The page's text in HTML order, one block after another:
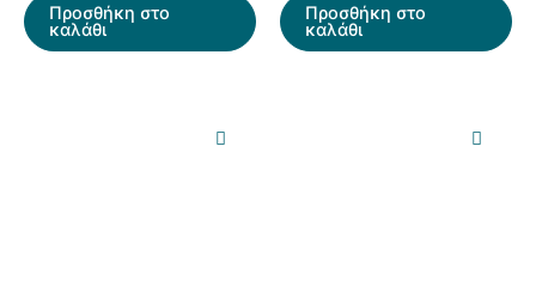
Προσθήκη στο
καλάθι
Προσθήκη στο
καλάθι